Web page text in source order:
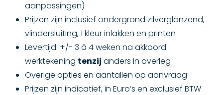
aanpassingen)
Prijzen zijn inclusief ondergrond zilverglanzend,
vlindersluiting, 1 kleur inlakken en printen
Levertijd: +/- 3 á 4 weken na akkoord
werktekening tenzij anders in overleg
Overige opties en aantallen op aanvraag
Prijzen zijn indicatief, in Euro’s en exclusief BTW